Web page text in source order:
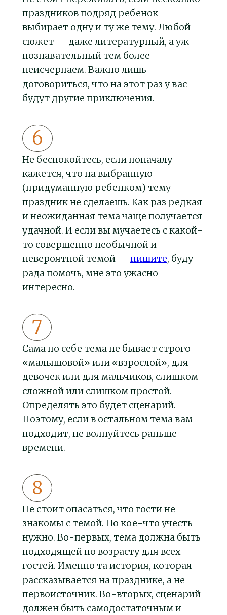
праздников подряд ребенок
выбирает одну и ту же тему. Любой
сюжет — даже литературный, а уж
познавательный тем более —
неисчерпаем. Важно лишь
договориться, что на этот раз у вас
будут другие приключения.
Не беспокойтесь, если поначалу
кажется, что на выбранную
(придуманную ребенком) тему
праздник не сделаешь. Как раз редкая
и неожиданная тема чаще получается
удачной. И если вы мучаетесь с какой-
то совершенно необычной и
невероятной темой — пишите, буду
рада помочь, мне это ужасно
интересно.
Сама по себе тема не бывает строго
«малышовой» или «взрослой», для
девочек или для мальчиков, слишком
сложной или слишком простой.
Определять это будет сценарий.
Поэтому, если в остальном тема вам
подходит, не волнуйтесь раньше
времени.
Не стоит опасаться, что гости не
знакомы с темой. Но кое-что учесть
нужно. Во-первых, тема должна быть
подходящей по возрасту для всех
гостей. Именно та история, которая
рассказывается на празднике, а не
первоисточник. Во-вторых, сценарий
должен быть самодостаточным и